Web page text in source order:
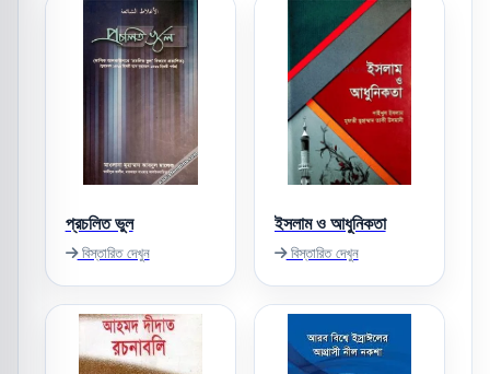
প্রচলিত ভুল
বিস্তারিত দেখুন
ইসলাম ও আধুনিকতা
বিস্তারিত দেখুন